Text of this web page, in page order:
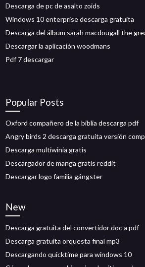
Descarga de pc de asalto zoids
Windows 10 enterprise descarga gratuita
Descarga del álbum sarah macdougall the
Descargar la aplicación woodmans
Pdf 7 descargar
Popular Posts
Oxford compañero de la biblia descarga pdf
Angry birds 2 descarga gratuita versión
Descarga multiwinia gratis
Descargador de manga gratis reddit
Descargar logo familia gángster
New
Descarga gratuita del convertidor doc a pdf
Descarga gratuita orquesta final mp3
Descargando quicktime para windows 10